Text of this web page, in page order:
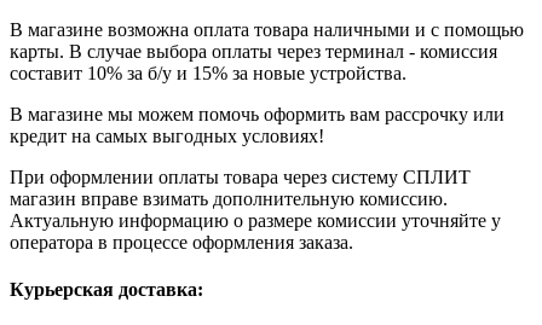
В магазине возможна оплата товара наличными и с помощью
карты. В случае выбора оплаты через терминал - комиссия
составит 10% за б/у и 15% за новые устройства.
В магазине мы можем помочь оформить вам рассрочку или
кредит на самых выгодных условиях!
При оформлении оплаты товара через систему СПЛИТ
магазин вправе взимать дополнительную комиссию.
Актуальную информацию о размере комиссии уточняйте у
оператора в процессе оформления заказа.
Курьерская доставка: